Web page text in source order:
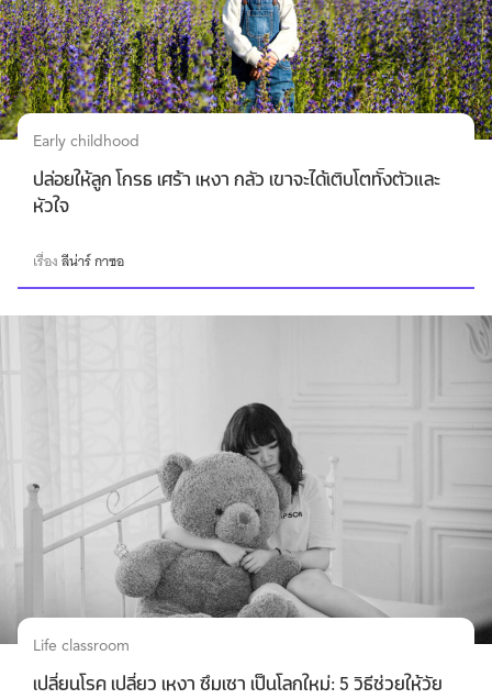
Early childhood
ปล่อยให้ลูก โกรธ เศร้า เหงา กลัว เขาจะได้เติบโตทั้งตัวและ
หัวใจ
เรื่องลีน่าร์ กาซอ
Life classroom
เปลี่ยนโรค เปลี่ยว เหงา ซึมเซา เป็นโลกใหม่: 5 วิธีช่วยให้วัย